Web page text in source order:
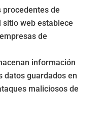
de
sitio web establece
de
información
datos guardados en
maliciosos de